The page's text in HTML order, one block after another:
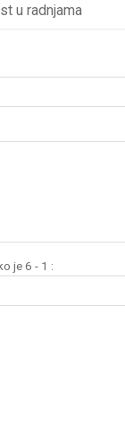
u radnjama
je 6 - 1 :